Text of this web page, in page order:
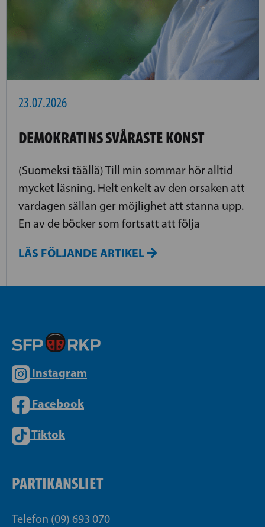
23.07.2026
DEMOKRATINS SVÅRASTE KONST
(Suomeksi täällä) Till min sommar hör alltid
mycket läsning. Helt enkelt av den orsaken att
vardagen sällan ger möjlighet att stanna upp.
En av de böcker som fortsatt att följa
LÄS FÖLJANDE ARTIKEL
Instagram
Facebook
Tiktok
PARTIKANSLIET
Telefon (09) 693 070